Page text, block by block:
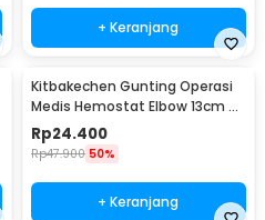
+ Keranjang
Kitbakechen Gunting Operasi
Medis Hemostat Elbow 13cm -
J4-682
Rp24.400
Rp47.900 50%
+ Keranjang